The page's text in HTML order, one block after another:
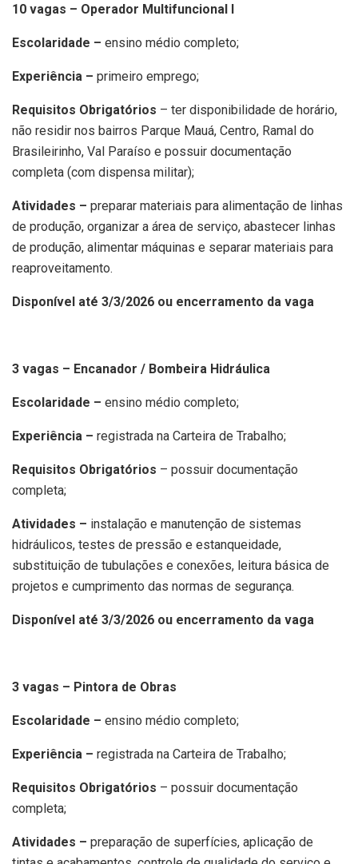
10 vagas – Operador Multifuncional I
Escolaridade – ensino médio completo;
Experiência – primeiro emprego;
Requisitos Obrigatórios – ter disponibilidade de horário,
não residir nos bairros Parque Mauá, Centro, Ramal do
Brasileirinho, Val Paraíso e possuir documentação
completa (com dispensa militar);
Atividades – preparar materiais para alimentação de linhas
de produção, organizar a área de serviço, abastecer linhas
de produção, alimentar máquinas e separar materiais para
reaproveitamento.
Disponível até 3/3/2026 ou encerramento da vaga
3 vagas – Encanador / Bombeira Hidráulica
Escolaridade – ensino médio completo;
Experiência – registrada na Carteira de Trabalho;
Requisitos Obrigatórios – possuir documentação
completa;
Atividades – instalação e manutenção de sistemas
hidráulicos, testes de pressão e estanqueidade,
substituição de tubulações e conexões, leitura básica de
projetos e cumprimento das normas de segurança.
Disponível até 3/3/2026 ou encerramento da vaga
3 vagas – Pintora de Obras
Escolaridade – ensino médio completo;
Experiência – registrada na Carteira de Trabalho;
Requisitos Obrigatórios – possuir documentação
completa;
Atividades – preparação de superfícies, aplicação de